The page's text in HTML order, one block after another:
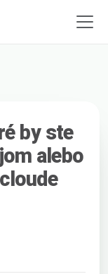
by ste
alebo